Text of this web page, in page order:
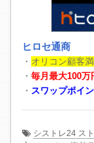
ヒロセ通商
・ オリコン顧客
・ 毎月最大100万
・ スワップポイ
シストレ24 ス